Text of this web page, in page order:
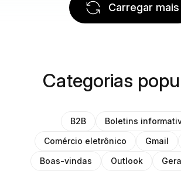
Carregar mais
Categorias
B2B
Boletins
Comércio eletrônico
Gmail
Boas-vindas
Outlook